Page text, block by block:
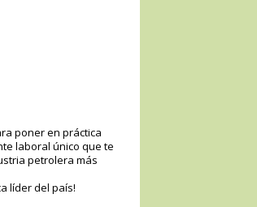
poner en práctica
laboral único que te
petrolera más
líder del país!